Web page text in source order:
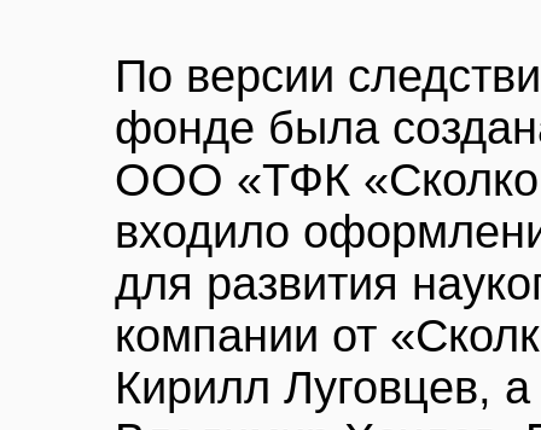
По версии
фонде была
ООО «ТФК
входило
для развития
компании от
Кирилл Луговцев,